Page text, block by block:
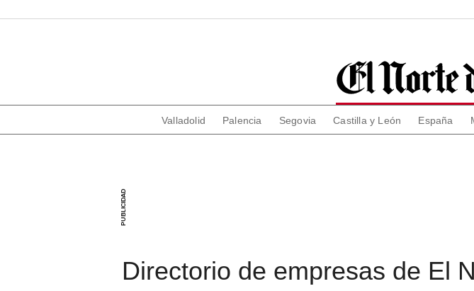
Valladolid Palencia Segovia Castilla y León España
Directorio de empresas de El